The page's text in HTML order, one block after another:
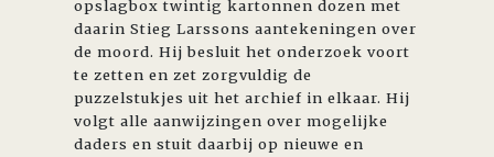
opslagbox twintig kartonnen dozen met
daarin Stieg Larssons aantekeningen over
de moord. Hij besluit het onderzoek voort
te zetten en zet zorgvuldig de
puzzelstukjes uit het archief in elkaar. Hij
volgt alle aanwijzingen over mogelijke
daders en stuit daarbij op nieuwe en